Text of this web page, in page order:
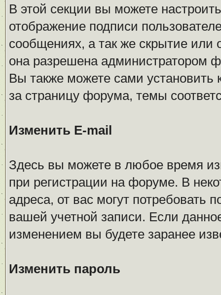
В этой секции вы можете
отображение подписи
сообщениях, а так же скрытие или
она разрешена администратором
Вы также можете сами
за страницу форума, темы
Изменить E-mail
Здесь вы можете в любое время
при регистрации на форуме. В
адреса, от вас могут потребовать
вашей учетной записи. Если
изменением вы будете заранее
Изменить пароль